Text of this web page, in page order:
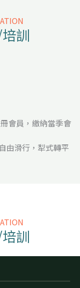
訓
會員，繳納當季會
由滑行，犁式轉平
訓